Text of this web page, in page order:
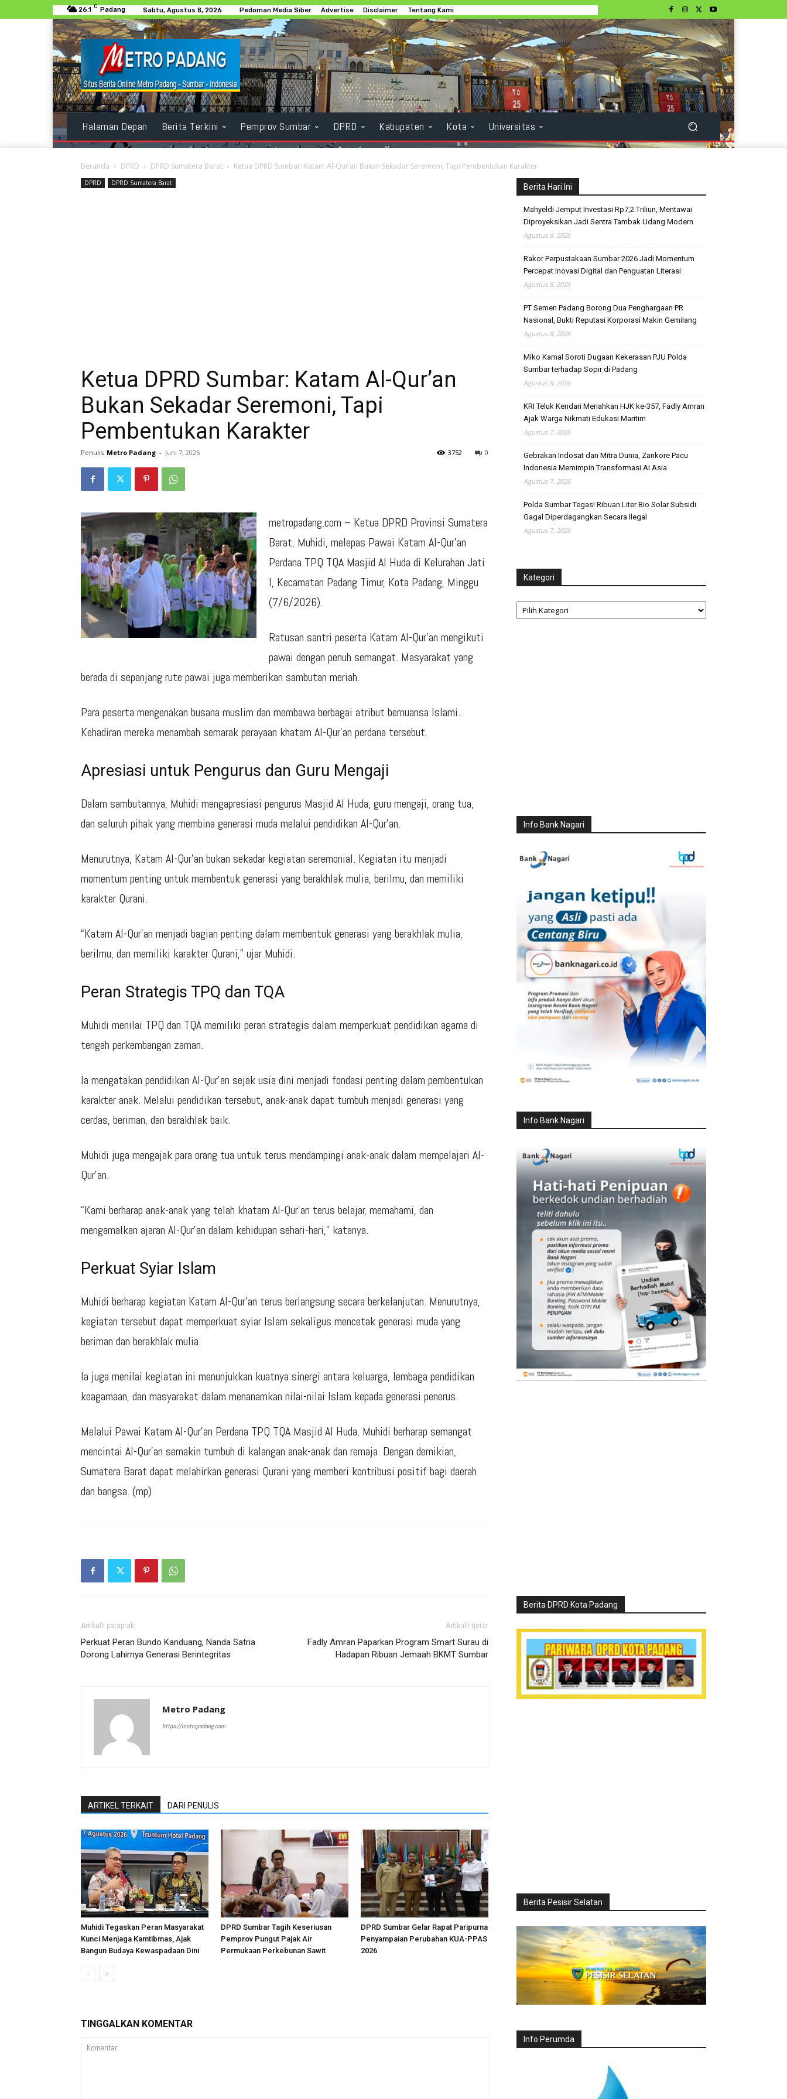
26.1 C Padang Sabtu, Agustus 8, 2026 Pedoman Media Siber Advertise Disclaimer Tentang Kami
Halaman Depan Berita Terkini Pemprov Sumbar DPRD Kabupaten Kota Universitas
Beranda DPRD DPRD Sumatera Barat Ketua DPRD Sumbar: Katam Al-Qur’an Bukan Sekadar Seremoni, Tapi Pembentukan Karakter
DPRD DPRD Sumatera Barat
Ketua DPRD Sumbar: Katam Al-Qur’an
Bukan Sekadar Seremoni, Tapi
Pembentukan Karakter
Penulis Metro Padang - Juni 7, 2026 0
3752
metropadang.com – Ketua DPRD Provinsi Sumatera
Barat, Muhidi, melepas Pawai Katam Al-Qur’an
Perdana TPQ TQA Masjid Al Huda di Kelurahan Jati
I, Kecamatan Padang Timur, Kota Padang, Minggu
(7/6/2026).
Ratusan santri peserta Katam Al-Qur’an mengikuti
pawai dengan penuh semangat. Masyarakat yang
berada di sepanjang rute pawai juga memberikan sambutan meriah.
Para peserta mengenakan busana muslim dan membawa berbagai atribut bernuansa Islami.
Kehadiran mereka menambah semarak perayaan khatam Al-Qur’an perdana tersebut.
Apresiasi untuk Pengurus dan Guru Mengaji
Dalam sambutannya, Muhidi mengapresiasi pengurus Masjid Al Huda, guru mengaji, orang tua,
dan seluruh pihak yang membina generasi muda melalui pendidikan Al-Qur’an.
Menurutnya, Katam Al-Qur’an bukan sekadar kegiatan seremonial. Kegiatan itu menjadi
momentum penting untuk membentuk generasi yang berakhlak mulia, berilmu, dan memiliki
karakter Qurani.
“Katam Al-Qur’an menjadi bagian penting dalam membentuk generasi yang berakhlak mulia,
berilmu, dan memiliki karakter Qurani,” ujar Muhidi.
Peran Strategis TPQ dan TQA
Muhidi menilai TPQ dan TQA memiliki peran strategis dalam memperkuat pendidikan agama di
tengah perkembangan zaman.
Ia mengatakan pendidikan Al-Qur’an sejak usia dini menjadi fondasi penting dalam pembentukan
karakter anak. Melalui pendidikan tersebut, anak-anak dapat tumbuh menjadi generasi yang
cerdas, beriman, dan berakhlak baik.
Muhidi juga mengajak para orang tua untuk terus mendampingi anak-anak dalam mempelajari Al-
Qur’an.
“Kami berharap anak-anak yang telah khatam Al-Qur’an terus belajar, memahami, dan
mengamalkan ajaran Al-Qur’an dalam kehidupan sehari-hari,” katanya.
Perkuat Syiar Islam
Muhidi berharap kegiatan Katam Al-Qur’an terus berlangsung secara berkelanjutan. Menurutnya,
kegiatan tersebut dapat memperkuat syiar Islam sekaligus mencetak generasi muda yang
beriman dan berakhlak mulia.
Ia juga menilai kegiatan ini menunjukkan kuatnya sinergi antara keluarga, lembaga pendidikan
keagamaan, dan masyarakat dalam menanamkan nilai-nilai Islam kepada generasi penerus.
Melalui Pawai Katam Al-Qur’an Perdana TPQ TQA Masjid Al Huda, Muhidi berharap semangat
mencintai Al-Qur’an semakin tumbuh di kalangan anak-anak dan remaja. Dengan demikian,
Sumatera Barat dapat melahirkan generasi Qurani yang memberi kontribusi positif bagi daerah
dan bangsa. (mp)
Artikulli paraprak
Perkuat Peran Bundo Kanduang, Nanda Satria
Dorong Lahirnya Generasi Berintegritas
Artikulli tjetër
Fadly Amran Paparkan Program Smart Surau di
Hadapan Ribuan Jemaah BKMT Sumbar
Metro Padang
https://metropadang.com
ARTIKEL TERKAIT DARI PENULIS
Muhidi Tegaskan Peran Masyarakat
Kunci Menjaga Kamtibmas, Ajak
Bangun Budaya Kewaspadaan Dini
DPRD Sumbar Tagih Keseriusan
Pemprov Pungut Pajak Air
Permukaan Perkebunan Sawit
DPRD Sumbar Gelar Rapat Paripurna
Penyampaian Perubahan KUA-PPAS
2026
TINGGALKAN KOMENTAR
Berita Hari Ini
Mahyeldi Jemput Investasi Rp7,2 Triliun, Mentawai
Diproyeksikan Jadi Sentra Tambak Udang Modern
Agustus 8, 2026
Rakor Perpustakaan Sumbar 2026 Jadi Momentum
Percepat Inovasi Digital dan Penguatan Literasi
Agustus 8, 2026
PT Semen Padang Borong Dua Penghargaan PR
Nasional, Bukti Reputasi Korporasi Makin Gemilang
Agustus 8, 2026
Miko Kamal Soroti Dugaan Kekerasan PJU Polda
Sumbar terhadap Sopir di Padang
Agustus 8, 2026
KRI Teluk Kendari Meriahkan HJK ke-357, Fadly Amran
Ajak Warga Nikmati Edukasi Maritim
Agustus 7, 2026
Gebrakan Indosat dan Mitra Dunia, Zankore Pacu
Indonesia Memimpin Transformasi AI Asia
Agustus 7, 2026
Polda Sumbar Tegas! Ribuan Liter Bio Solar Subsidi
Gagal Diperdagangkan Secara Ilegal
Agustus 7, 2026
Kategori
Kategori
Info Bank Nagari
Info Bank Nagari
Berita DPRD Kota Padang
Berita Pesisir Selatan
Info Perumda